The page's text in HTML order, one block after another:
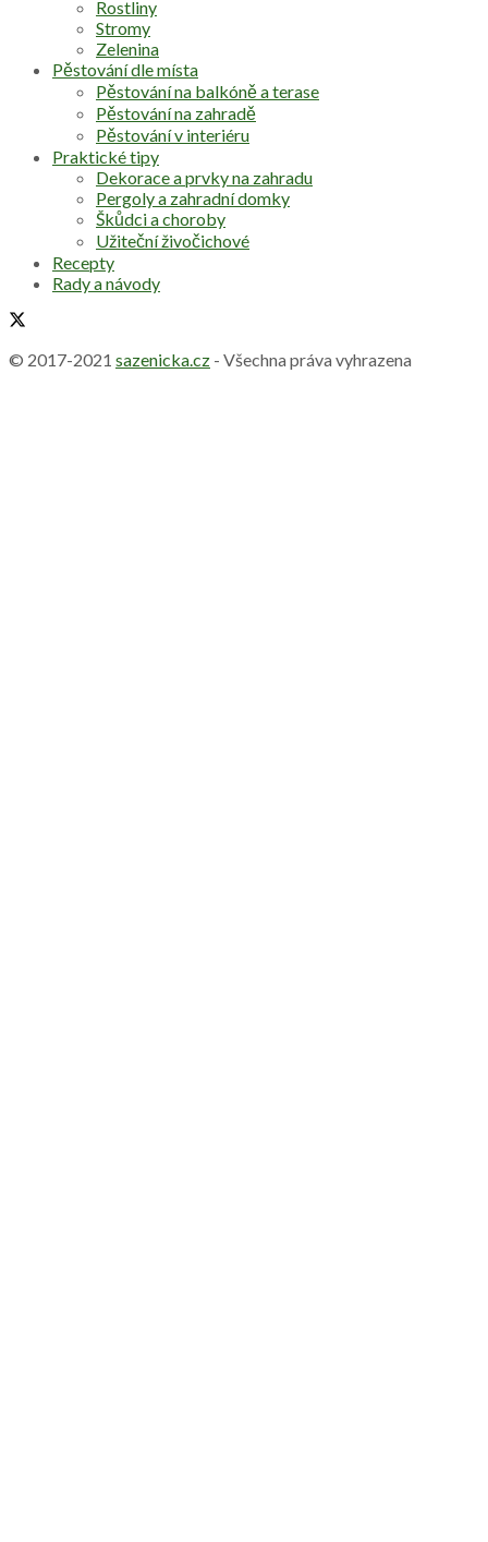
Rostliny
Stromy
Zelenina
Pěstování dle místa
Pěstování na balkóně a terase
Pěstování na zahradě
Pěstování v interiéru
Praktické tipy
Dekorace a prvky na zahradu
Pergoly a zahradní domky
Škůdci a choroby
Užiteční živočichové
Recepty
Rady a návody
© 2017-2021 sazenicka.cz - Všechna práva vyhrazena